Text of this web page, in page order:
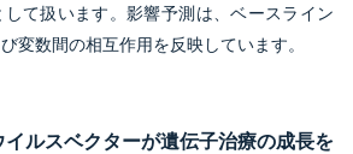
して扱います。影響予測は、ベースライン
変数間の相互作用を反映しています。
ルスベクターが遺伝子治療の成長を